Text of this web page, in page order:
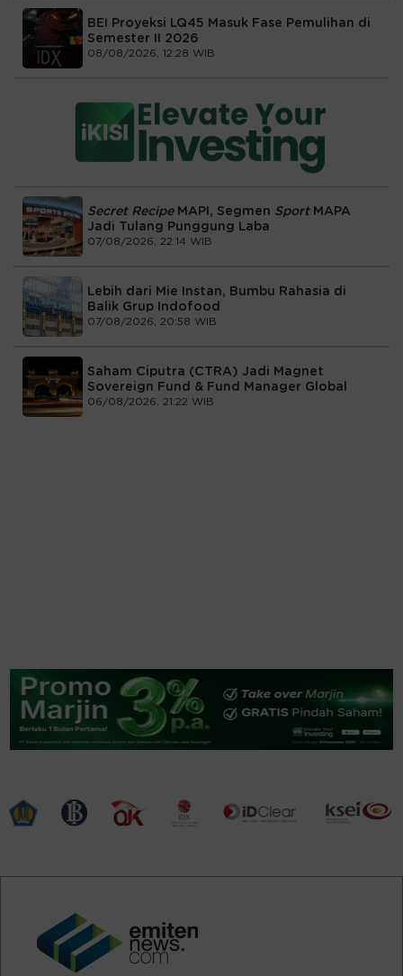
BEI Proyeksi LQ45 Masuk Fase Pemulihan di
Semester II 2026
08/08/2026, 12:28 WIB
Secret RecipeMAPI, Segmen Sport MAPA
Jadi Tulang Punggung Laba
07/08/2026, 22:14 WIB
Lebih dari Mie Instan, Bumbu Rahasia di
Balik Grup Indofood
07/08/2026, 20:58 WIB
Saham Ciputra (CTRA) Jadi Magnet
Sovereign Fund & Fund Manager Global
06/08/2026, 21:22 WIB